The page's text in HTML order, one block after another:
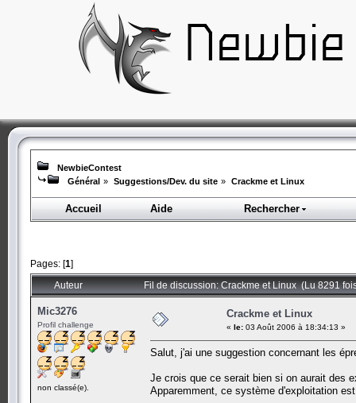
NewbieContest
Général » Suggestions/Dev. du site » Crackme et Linux
Accueil Aide Rechercher
Pages: [1]
Auteur Fil de discussion: Crackme et Linux (Lu 8291
Mic3276
Profil challenge
non classé(e).
Crackme et Linux
« le: 03 Août 2006 à 18:34:13 »
Salut, j'ai une suggestion concernant les
Je crois que ce serait bien si on aurait des
Apparemment, ce système d'exploitation